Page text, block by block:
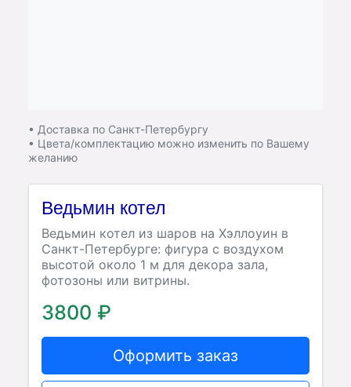
• Доставка по Санкт-Петербургу
• Цвета/комплектацию можно изменить по Вашему
желанию
Ведьмин котел
Ведьмин котел из шаров на Хэллоуин в
Санкт-Петербурге: фигура с воздухом
высотой около 1 м для декора зала,
фотозоны или витрины.
3800 ₽
Оформить заказ